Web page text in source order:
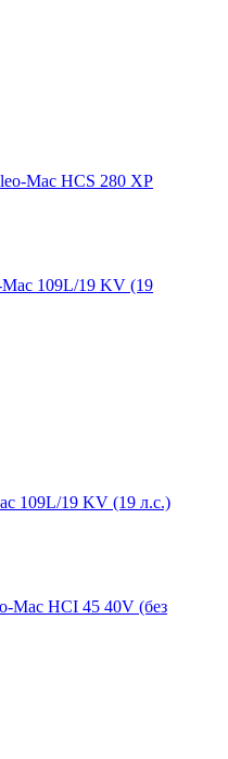
Mac HCS 280 XP
109L/19 KV (19 л.с.)